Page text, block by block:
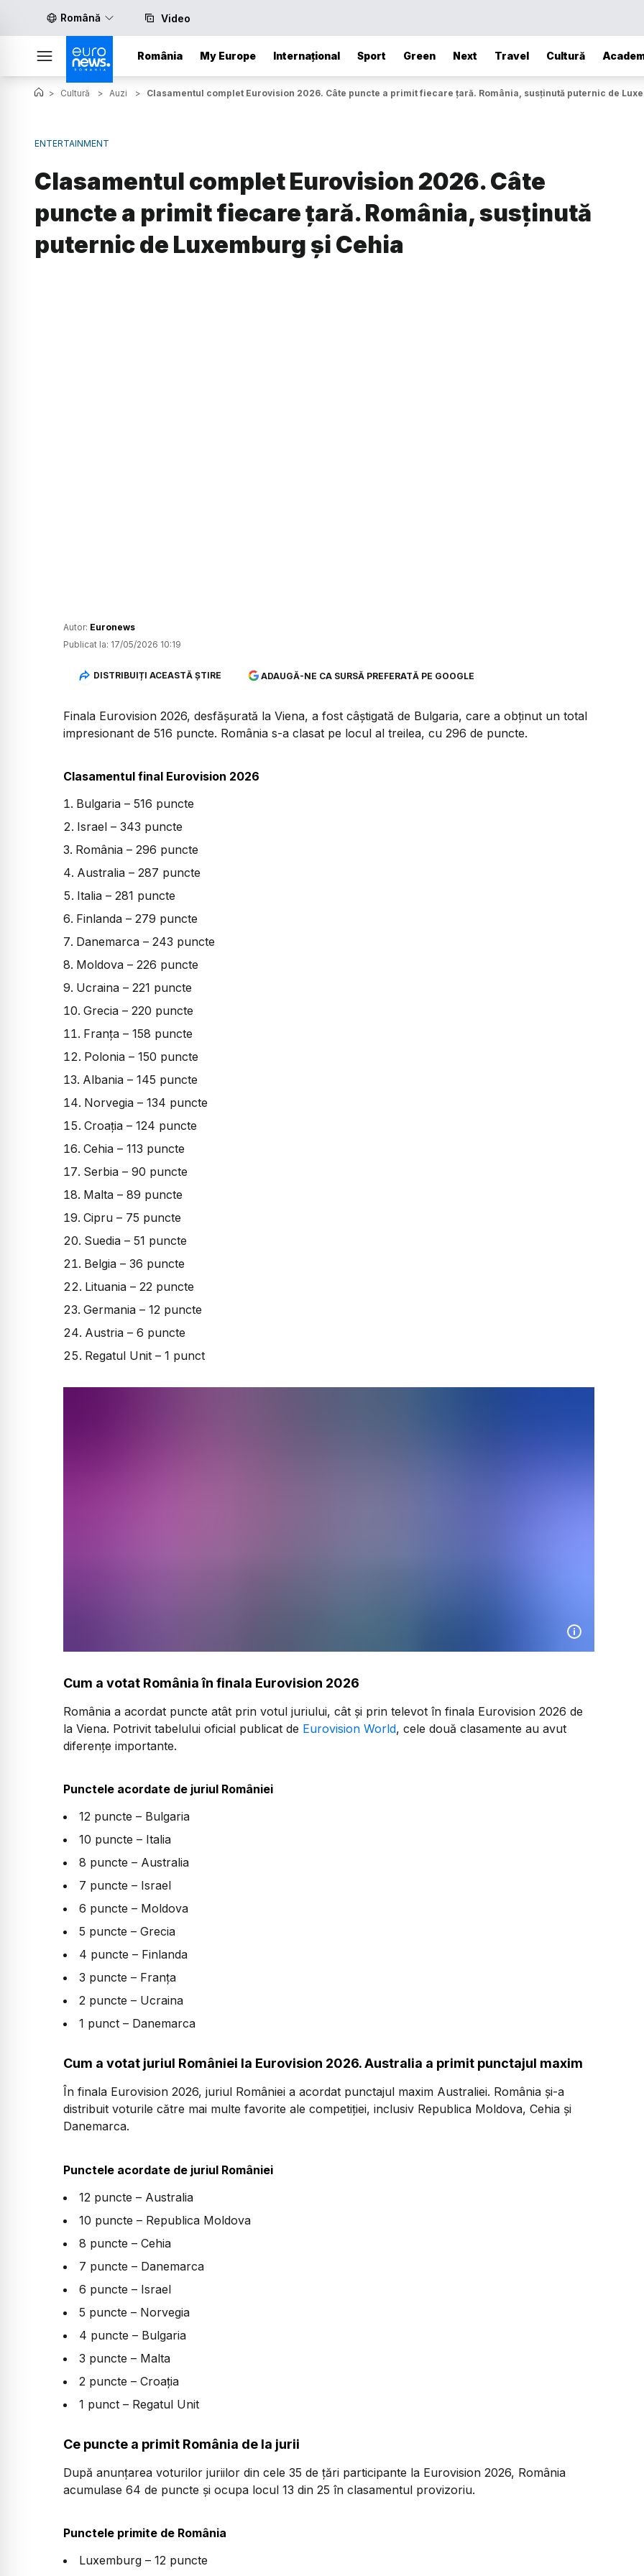
Română Video
România My Europe Internațional Sport Green Next Travel Cultură
> Cultură > Auzi > Clasamentul complet Eurovision 2026. Câte puncte a primit fiecare țară. România, susținută puternic de
ENTERTAINMENT
Clasamentul complet Eurovision 2026. Câte
puncte a primit fiecare țară. România, susținută
puternic de Luxemburg și Cehia
Autor: Euronews
Publicat la: 17/05/2026 10:19
DISTRIBUIȚI ACEASTĂ ȘTIRE ADAUGĂ-NE CA SURSĂ PREFERATĂ PE GOOGLE
Finala Eurovision 2026, desfășurată la Viena, a fost câștigată de Bulgaria, care a obținut un total
impresionant de 516 puncte. România s-a clasat pe locul al treilea, cu 296 de puncte.
Clasamentul final Eurovision 2026
Bulgaria – 516 puncte
Israel – 343 puncte
România – 296 puncte
Australia – 287 puncte
Italia – 281 puncte
Finlanda – 279 puncte
Danemarca – 243 puncte
Moldova – 226 puncte
Ucraina – 221 puncte
Grecia – 220 puncte
Franța – 158 puncte
Polonia – 150 puncte
Albania – 145 puncte
Norvegia – 134 puncte
Croația – 124 puncte
Cehia – 113 puncte
Serbia – 90 puncte
Malta – 89 puncte
Cipru – 75 puncte
Suedia – 51 puncte
Belgia – 36 puncte
Lituania – 22 puncte
Germania – 12 puncte
Austria – 6 puncte
Regatul Unit – 1 punct
Cum a votat România în finala Eurovision 2026
România a acordat puncte atât prin votul juriului, cât și prin televot în finala Eurovision 2026 de
la Viena. Potrivit tabelului oficial publicat de Eurovision World, cele două clasamente au avut
diferențe importante.
Punctele acordate de juriul României
12 puncte – Bulgaria
10 puncte – Italia
8 puncte – Australia
7 puncte – Israel
6 puncte – Moldova
5 puncte – Grecia
4 puncte – Finlanda
3 puncte – Franța
2 puncte – Ucraina
1 punct – Danemarca
Cum a votat juriul României la Eurovision 2026. Australia a primit punctajul maxim
În finala Eurovision 2026, juriul României a acordat punctajul maxim Australiei. România și-a
distribuit voturile către mai multe favorite ale competiției, inclusiv Republica Moldova, Cehia și
Danemarca.
Punctele acordate de juriul României
12 puncte – Australia
10 puncte – Republica Moldova
8 puncte – Cehia
7 puncte – Danemarca
6 puncte – Israel
5 puncte – Norvegia
4 puncte – Bulgaria
3 puncte – Malta
2 puncte – Croația
1 punct – Regatul Unit
Ce puncte a primit România de la jurii
După anunțarea voturilor juriilor din cele 35 de țări participante la Eurovision 2026, România
acumulase 64 de puncte și ocupa locul 13 din 25 în clasamentul provizoriu.
Punctele primite de România
Luxemburg – 12 puncte